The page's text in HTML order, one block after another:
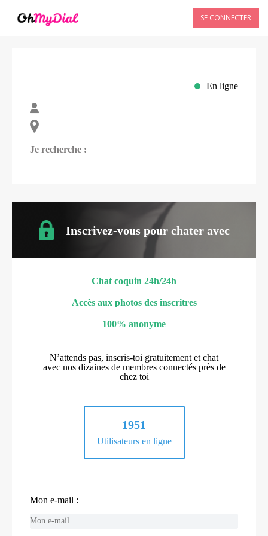
SE CONNECTER
En ligne
Je recherche :
Inscrivez-vous pour chater avec
Chat coquin 24h/24h
Accès aux photos des inscritres
100% anonyme
N’attends pas, inscris-toi gratuitement et chat
avec nos dizaines de membres connectés près de
chez toi
1951
Utilisateurs en ligne
Mon e-mail :